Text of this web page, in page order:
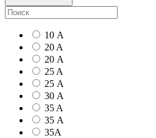
10 А
20 A
20 А
25 A
25 А
30 А
35 A
35 А
35А